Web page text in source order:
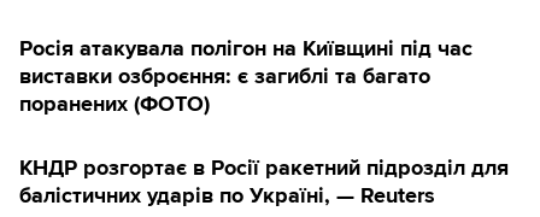
Росія атакувала полігон на Київщині під час
виставки озброєння: є загиблі та багато
поранених (ФОТО)
КНДР розгортає в Росії ракетний підрозділ для
балістичних ударів по Україні, — Reuters